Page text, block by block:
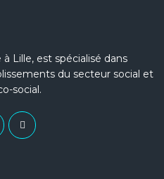
Lille, est spécialisé dans
du secteur social et
social.